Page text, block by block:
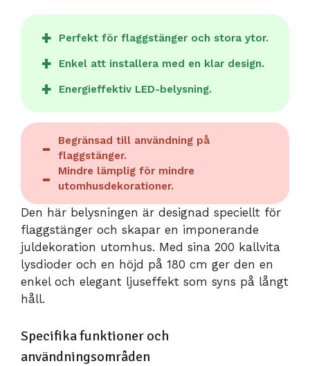
Perfekt för flaggstänger och stora ytor.
Enkel att installera med en klar design.
Energieffektiv LED-belysning.
Begränsad till användning på
flaggstänger.
Mindre lämplig för mindre
utomhusdekorationer.
Den här belysningen är designad speciellt för
flaggstänger och skapar en imponerande
juldekoration utomhus. Med sina 200 kallvita
lysdioder och en höjd på 180 cm ger den en
enkel och elegant ljuseffekt som syns på långt
håll.
Specifika funktioner och
användningsområden